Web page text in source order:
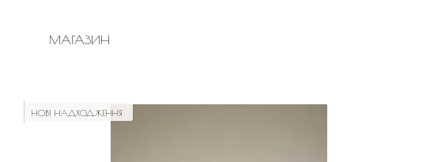
МАГАЗИН
НОВІ НАДХОДЖЕННЯ